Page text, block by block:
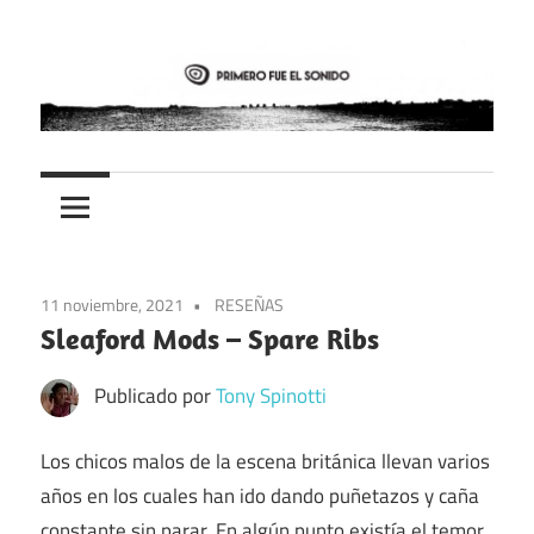
Primero
fue
el
sonido
PFES
11 noviembre, 2021 RESEÑAS
Sleaford Mods – Spare Ribs
Publicado porTony Spinotti
Los chicos malos de la escena británica llevan varios
años en los cuales han ido dando puñetazos y caña